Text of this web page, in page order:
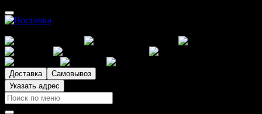
Доставка
Самовывоз
Указать адрес